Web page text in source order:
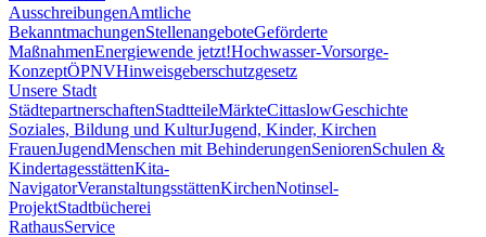
AusschreibungenAmtliche
BekanntmachungenStellenangeboteGeförderte
MaßnahmenEnergiewende jetzt!Hochwasser-Vorsorge-
KonzeptÖPNVHinweisgeberschutzgesetz
Unsere Stadt
StädtepartnerschaftenStadtteileMärkteCittaslowGeschichte
Soziales, Bildung und KulturJugend, Kinder, Kirchen
FrauenJugendMenschen mit BehinderungenSeniorenSchulen &
KindertagesstättenKita-
NavigatorVeranstaltungsstättenKirchenNotinsel-
ProjektStadtbücherei
RathausService